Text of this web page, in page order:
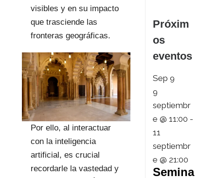
visibles y en su impacto
que trasciende las
fronteras geográficas.
Por ello, al interactuar
con la inteligencia
artificial, es crucial
recordarle la vastedad y
Próxim
os
eventos
Sep9
9
septiembr
e @ 11:00 -
11
septiembr
e @ 21:00
Semina